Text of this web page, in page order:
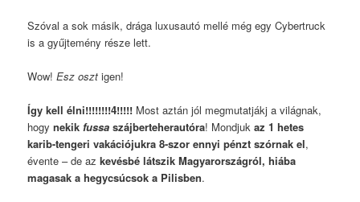
Szóval a sok másik, drága luxusautó mellé még egy Cybertruck
is a gyűjtemény része lett.
Wow!Esz oszt igen!
Így kell élni!!!!!!!!4!!!!! Most aztán jól megmutatjákj a világnak,
hogynekik fussa szájberteherautóra! Mondjukaz 1 hetes
karib-tengeri vakációjukra 8-szor ennyi pénzt szórnak el,
évente – de azkevésbé látszik Magyarországról, hiába
magasak a hegycsúcsok a Pilisben.